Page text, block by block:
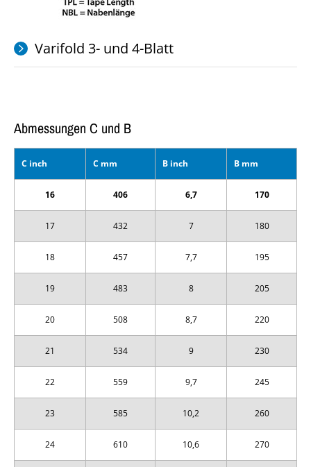
Varifold 3- und 4-Blatt
Abmessungen C und B
C inch C mm B inch B mm
16 406 6,7 170
17 432 7 180
18 457 7,7 195
19 483 8 205
20 508 8,7 220
21 534 9 230
22 559 9,7 245
23 585 10,2 260
24 610 10,6 270